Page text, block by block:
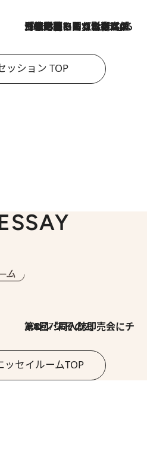
2026.8.3
「住宅建てられない…」「サーチャージ料の高値が続いている」ホルムズ海峡封鎖による影響はいつまで続く？《エネルギー専門家に聞く“どうなる日本の暮らし”》
ッション TOP
2026.7.30
第8回「同人誌即売会にチャレンジ その2」
ッセイルームTOP